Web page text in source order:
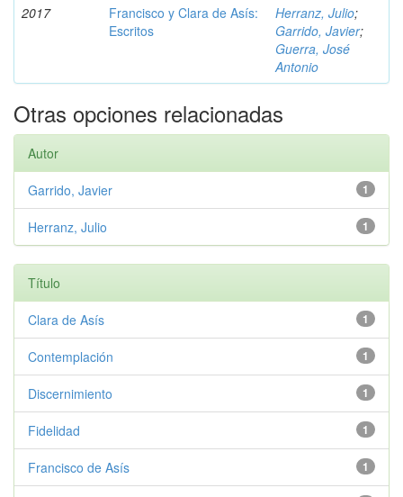
2017
Francisco y Clara de Asís:
Escritos
Herranz, Julio;
Garrido, Javier;
Guerra, José
Antonio
Otras opciones relacionadas
Autor
1
Garrido, Javier
1
Herranz, Julio
Título
1
Clara de Asís
1
Contemplación
1
Discernimiento
1
Fidelidad
1
Francisco de Asís